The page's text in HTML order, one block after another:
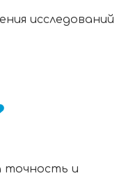
исследований
и